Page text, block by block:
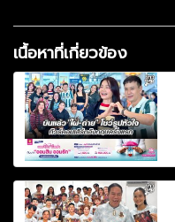
เนื้อหาที่เกี่ยวข้อง